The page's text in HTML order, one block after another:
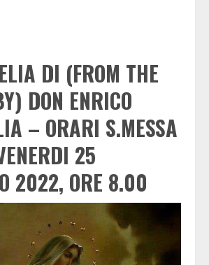
DI (FROM THE
DON ENRICO
– ORARI S.MESSA
25
2022, ORE 8.00